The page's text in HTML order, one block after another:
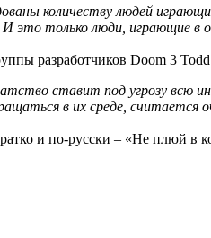
количеству людей
И это только люди, играющие в
разработчиков Doom 3
ставит под угрозу всю
в их среде,
и по-русски – «Не плюй в